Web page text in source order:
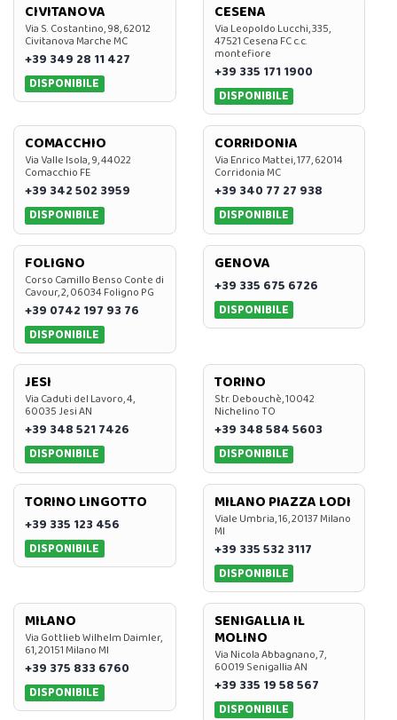
CIVITANOVA
Via S. Costantino, 98, 62012
Civitanova Marche MC
+39 349 28 11 427
DISPONIBILE
CESENA
Via Leopoldo Lucchi, 335,
47521 Cesena FC c.c.
montefiore
+39 335 171 1900
DISPONIBILE
COMACCHIO
Via Valle Isola, 9, 44022
Comacchio FE
+39 342 502 3959
DISPONIBILE
CORRIDONIA
Via Enrico Mattei, 177, 62014
Corridonia MC
+39 340 77 27 938
DISPONIBILE
FOLIGNO
Corso Camillo Benso Conte di
Cavour, 2, 06034 Foligno PG
+39 0742 197 93 76
DISPONIBILE
GENOVA
+39 335 675 6726
DISPONIBILE
JESI
Via Caduti del Lavoro, 4,
60035 Jesi AN
+39 348 521 7426
DISPONIBILE
TORINO
Str. Debouchè, 10042
Nichelino TO
+39 348 584 5603
DISPONIBILE
TORINO LINGOTTO
+39 335 123 456
DISPONIBILE
MILANO PIAZZA LODI
Viale Umbria, 16, 20137 Milano
MI
+39 335 532 3117
DISPONIBILE
MILANO
Via Gottlieb Wilhelm Daimler,
61, 20151 Milano MI
+39 375 833 6760
DISPONIBILE
SENIGALLIA IL
MOLINO
Via Nicola Abbagnano, 7,
60019 Senigallia AN
+39 335 19 58 567
DISPONIBILE